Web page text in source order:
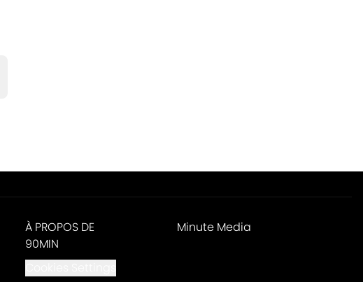
À PROPOS DE
90MIN
Minute Media